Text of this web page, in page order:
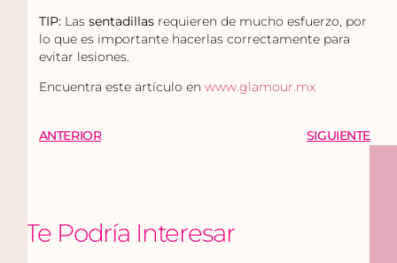
TIP:Las sentadillasrequieren de mucho esfuerzo, por
lo que es importante hacerlas correctamente para
evitar lesiones.
Encuentra este artículo en www.glamour.mx
ANTERIOR SIGUIENTE
Te Podría Interesar